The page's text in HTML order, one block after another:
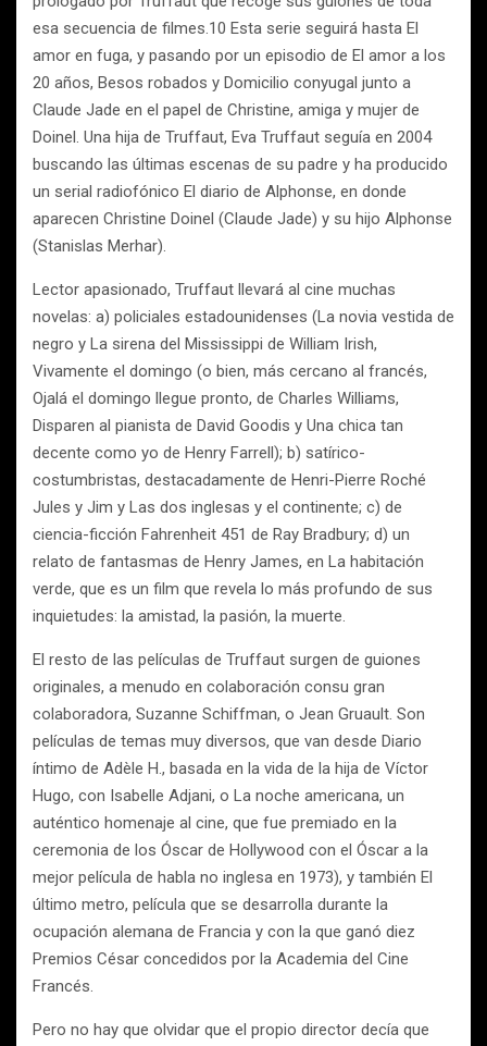
esa secuencia de filmes.10 Esta serie seguirá hasta El
amor en fuga, y pasando por un episodio de El amor a los
20 años, Besos robados y Domicilio conyugal junto a
Claude Jade en el papel de Christine, amiga y mujer de
Doinel. Una hija de Truffaut, Eva Truffaut seguía en 2004
buscando las últimas escenas de su padre y ha producido
un serial radiofónico El diario de Alphonse, en donde
aparecen Christine Doinel (Claude Jade) y su hijo Alphonse
(Stanislas Merhar).
Lector apasionado, Truffaut llevará al cine muchas
novelas: a) policiales estadounidenses (La novia vestida de
negro y La sirena del Mississippi de William Irish,
Vivamente el domingo (o bien, más cercano al francés,
Ojalá el domingo llegue pronto, de Charles Williams,
Disparen al pianista de David Goodis y Una chica tan
decente como yo de Henry Farrell); b) satírico-
costumbristas, destacadamente de Henri-Pierre Roché
Jules y Jim y Las dos inglesas y el continente; c) de
ciencia-ficción Fahrenheit 451 de Ray Bradbury; d) un
relato de fantasmas de Henry James, en La habitación
verde, que es un film que revela lo más profundo de sus
inquietudes: la amistad, la pasión, la muerte.
El resto de las películas de Truffaut surgen de guiones
originales, a menudo en colaboración consu gran
colaboradora, Suzanne Schiffman, o Jean Gruault. Son
películas de temas muy diversos, que van desde Diario
íntimo de Adèle H., basada en la vida de la hija de Víctor
Hugo, con Isabelle Adjani, o La noche americana, un
auténtico homenaje al cine, que fue premiado en la
ceremonia de los Óscar de Hollywood con el Óscar a la
mejor película de habla no inglesa en 1973), y también El
último metro, película que se desarrolla durante la
ocupación alemana de Francia y con la que ganó diez
Premios César concedidos por la Academia del Cine
Francés.
Pero no hay que olvidar que el propio director decía que